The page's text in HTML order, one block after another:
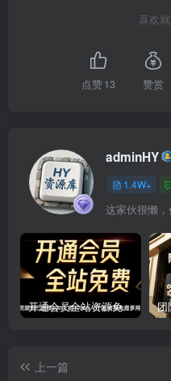
喜欢
点赞13 赞赏
adminHY
1.4W+
这家伙很懒
开通会员全站资源免费下载 开通VIP会员 HY资源库
上一篇